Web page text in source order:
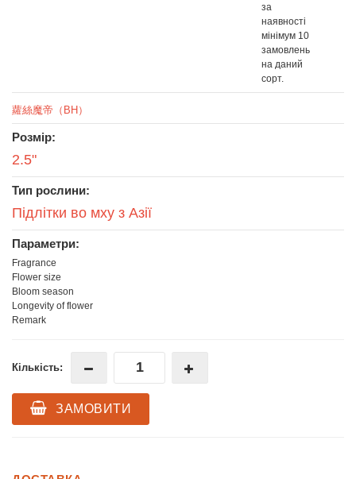
за
наявності
мінімум 10
замовлень
на даний
сорт.
蘿絲魔帝（BH）
Розмір:
2.5"
Тип рослини:
Підлітки во мху з Азії
Параметри:
Fragrance
Flower size
Bloom season
Longevity of flower
Remark
Кількість:
ЗАМОВИТИ